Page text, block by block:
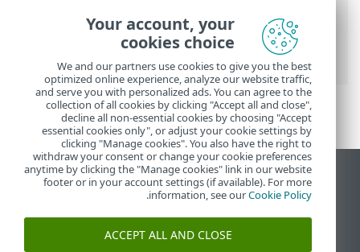
تعليمات ESET عبر الإنترنت >
ESET PROTECT
On-Prem
> المستندات القانونية> سياسة
الخصوصية
عرض موقع سطح المكتب
End of Life
قاعدة معارف ESET
Your account, your
cookies choice
We and our partners use cookies to give you the best
optimized online experience, analyze our website traffic,
and serve you with personalized ads. You can agree to the
collection of all cookies by clicking "Accept all and close",
decline all non-essential cookies by choosing "Accept
essential cookies only", or adjust your cookie settings by
clicking "Manage cookies". You also have the right to
withdraw your consent or change your cookie preferences
anytime by clicking the "Manage cookies" link in our website
footer or in your account settings (if available). For more
information, see ourCookie Policy
.
ACCEPT ALL AND CLOSE